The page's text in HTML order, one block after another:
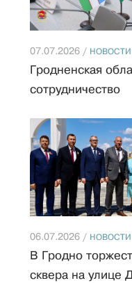
07.07.2026 /
Гродненская
сотрудничество
06.07.2026 /
В Гродно
сквера на улице